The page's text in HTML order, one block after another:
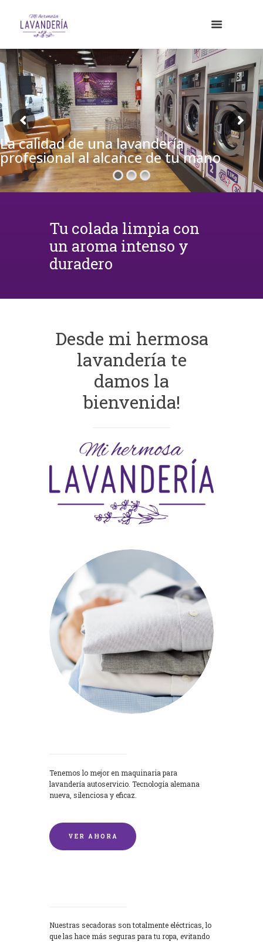
La calidad de una lavandería
profesional al alcance de tu mano
Tu colada limpia con
un aroma intenso y
duradero
Desde mi hermosa
lavandería te
damos la
bienvenida!
Tenemos lo mejor en maquinaria para
lavandería autoservicio. Tecnología alemana
nueva, silenciosa y eficaz.
VER AHORA
Nuestras secadoras son totalmente eléctricas, lo
que las hace más seguras para tu ropa, evitando